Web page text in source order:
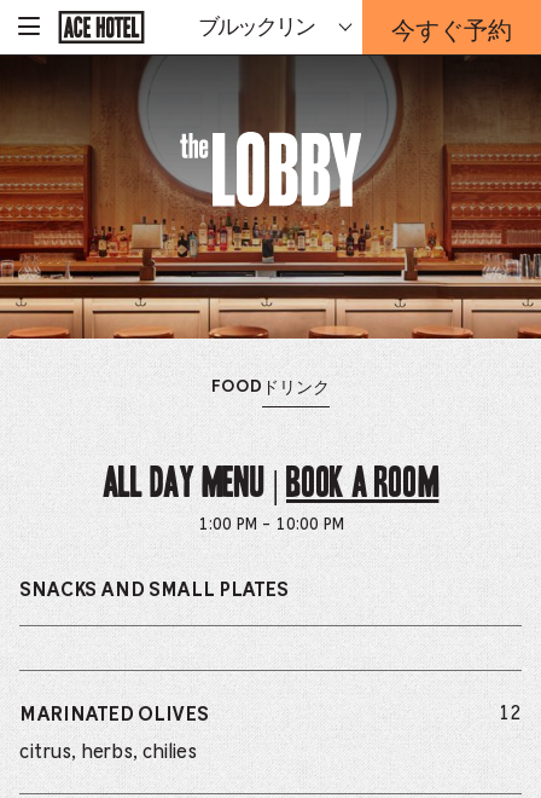
ホ
ー
ジ
に
戻
る
ブルックリン 今すぐ予約
-
予
約
フ
ォ
ー
ム
は
こ
ち
ら
か
ら
The
Lobby
The
Lobby
OPENS
THE
FOOD
MENUドリンク
メ
ニ
開
く
ALL DAY MENU |Book a Room
1:00 PM - 10:00 PM
SNACKS AND SMALL PLATES
MARINATED OLIVES
citrus, herbs, chilies
12